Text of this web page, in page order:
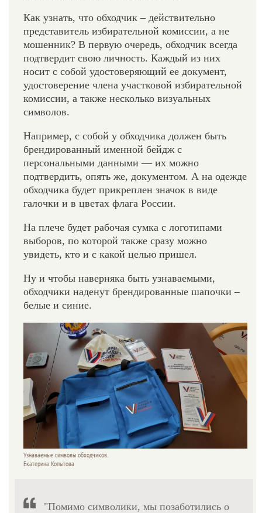
Как узнать, что обходчик – действительно
представитель избирательной комиссии, а не
мошенник? В первую очередь, обходчик всегда
подтвердит свою личность. Каждый из них
носит с собой удостоверяющий ее документ,
удостоверение члена участковой избирательной
комиссии, а также несколько визуальных
символов.
Например, с собой у обходчика должен быть
брендированный именной бейдж с
персональными данными — их можно
подтвердить, опять же, документом. А на одежде
обходчика будет прикреплен значок в виде
галочки и в цветах флага России.
На плече будет рабочая сумка с логотипами
выборов, по которой также сразу можно
увидеть, кто и с какой целью пришел.
Ну и чтобы наверняка быть узнаваемыми,
обходчики наденут брендированные шапочки –
белые и синие.
Узнаваемые символы обходчиков.
Екатерина Копытова
"Помимо символики, мы позаботились о